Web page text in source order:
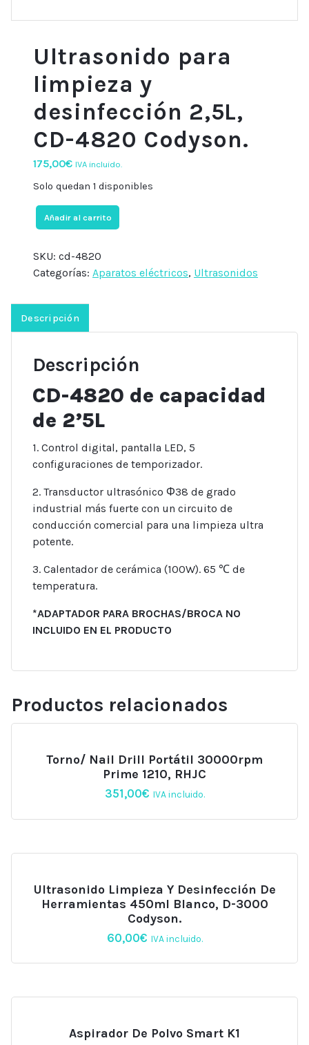
Ultrasonido para
limpieza y
desinfección 2,5L,
CD-4820 Codyson.
175,00€ IVA incluido.
Solo quedan 1 disponibles
Ultrasonido
para
y
desinfección
CD-
4820
cantidad
Añadir al carrito
SKU: cd-4820
Categorías: Aparatos eléctricos, Ultrasonidos
Descripción
Descripción
CD-4820 de capacidad
de 2’5L
1. Control digital, pantalla LED, 5
configuraciones de temporizador.
2. Transductor ultrasónico Φ38 de grado
industrial más fuerte con un circuito de
conducción comercial para una limpieza ultra
potente.
3. Calentador de cerámica (100W). 65 ℃ de
temperatura.
*ADAPTADOR PARA BROCHAS/BROCA NO
INCLUIDO EN EL PRODUCTO
Productos relacionados
Torno/ Nail Drill Portátil 30000rpm
Prime 1210, RHJC
351,00€ IVA incluido.
Ultrasonido Limpieza Y Desinfección De
Herramientas 450ml Blanco, D-3000
Codyson.
60,00€ IVA incluido.
Aspirador De Polvo Smart K1